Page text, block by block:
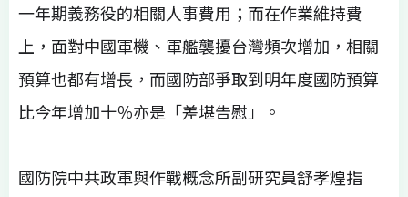
一年期義務役的相關人事費用；而在作業維持費
上，面對中國軍機、軍艦襲擾台灣頻次增加，相關
預算也都有增長，而國防部爭取到明年度國防預算
比今年增加十％亦是「差堪告慰」。
國防院中共政軍與作戰概念所副研究員舒孝煌指